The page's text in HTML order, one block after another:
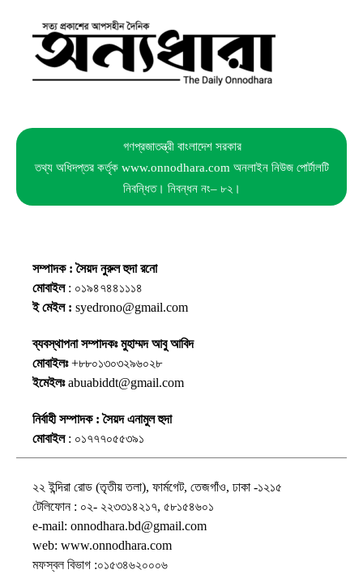
গণপ্রজাতন্ত্রী বাংলাদেশ সরকার
তথ্য অধিদপ্তর কর্তৃক www.onnodhara.com অনলাইন নিউজ পোর্টালটি
নিবন্ধিত। নিবন্ধন নং– ৮২।
সম্পাদক : সৈয়দ নুরুল হুদা রনো
মোবাইল: ০১৯৪৭৪৪১১১৪
ই মেইল : syedrono@gmail.com
ব্যবস্থাপনা সম্পাদকঃ মুহাম্মদ আবু আবিদ
মোবাইলঃ+৮৮০১৩০৩২৯৬০২৮
ইমেইলঃabuabiddt@gmail.com
নির্বাহী সম্পাদক : সৈয়দ এনামুল হুদা
মোবাইল: ০১৭৭৭০৫৫৩৯১
২২ ইন্দিরা রোড (তৃতীয় তলা), ফার্মগেট, তেজগাঁও, ঢাকা -১২১৫
টেলিফোন : ০২- ২২৩৩১৪২১৭, ৫৮১৫৪৬০১
e-mail: onnodhara.bd@gmail.com
web: www.onnodhara.com
মফস্বল বিভাগ :০১৫৩৪৬২০০০৬